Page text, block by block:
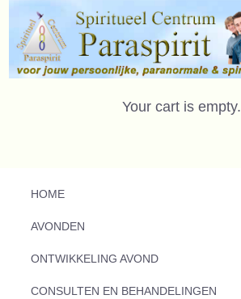
Your cart is empty.
HOME
AVONDEN
ONTWIKKELING AVOND
CONSULTEN EN BEHANDELINGEN